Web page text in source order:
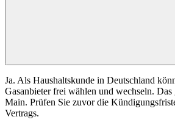
Ja. Als Haushaltskunde in Deutschland
Gasanbieter frei wählen und wechseln.
Main. Prüfen Sie zuvor die
Vertrags.